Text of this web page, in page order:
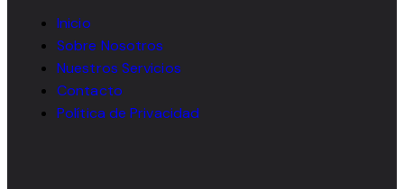
Inicio
Sobre Nosotros
Nuestros Servicios
Contacto
Política de Privacidad